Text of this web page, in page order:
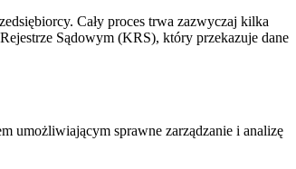
Cały proces trwa zazwyczaj kilka
Sądowym (KRS), który przekazuje dane
umożliwiającym sprawne zarządzanie i analizę